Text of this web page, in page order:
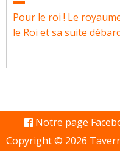
Pour le roi ! Le
le Roi et sa suite
Notre page
Copyright © 2026